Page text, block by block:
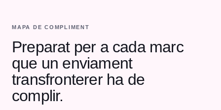
MAPA DE COMPLIMENT
Preparat per a cada marc
que un enviament
transfronterer ha de
complir.